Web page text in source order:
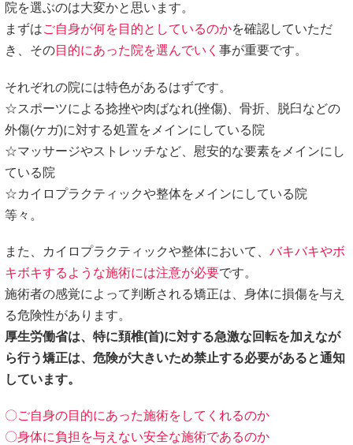
院を選ぶのは大変かと思います。
まずはご自身が何を目的としているのかを確認していただ
き、その目的にあった院を選んでいく 事が重要です。
それぞれの院には特色があるはずです。
☆スポーツによる捻挫や肉ばなれ(挫傷)、骨折、脱臼などの
外傷(ケガ)に対する処置をメインにしている院
☆マッサージやストレッチなど、慰安的な要素をメインにし
ている院
☆カイロプラクティックや整体をメインにしている院
等々。
また、カイロプラクティックや整体において、 バキバキやボ
キボキするような施術には注意が必要です。
施術者の感覚によって判断される矯正は、身体に損傷を与え
る危険性があります。
厚生労働省は、特に頚椎(首)に対する急激な回転を加えなが
ら行う矯正は、危険が大きいため禁止する必要があると通知
しています。
〇ご自身の目的にあった施術をしてくれるのか
〇身体に負担を与えない安全な施術であるのか